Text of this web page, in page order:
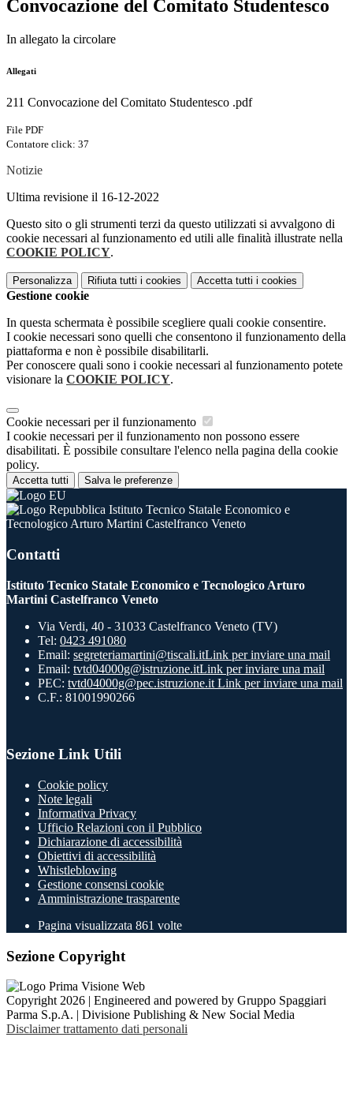
Convocazione del Comitato Studentesco
In allegato la circolare
Allegati
211 Convocazione del Comitato Studentesco .pdf
File PDF
Contatore click: 37
Notizie
Ultima revisione il 16-12-2022
Questo sito o gli strumenti terzi da questo utilizzati si avvalgono di
cookie necessari al funzionamento ed utili alle finalità illustrate nella
COOKIE POLICY.
Personalizza Rifiuta tutti i cookies Accetta tutti i cookies
Gestione cookie
In questa schermata è possibile scegliere quali cookie consentire.
I cookie necessari sono quelli che consentono il funzionamento della
piattaforma e non è possibile disabilitarli.
Per conoscere quali sono i cookie necessari al funzionamento potete
visionare la COOKIE POLICY.
Cookie necessari per il funzionamento
I cookie necessari per il funzionamento non possono essere
disabilitati. È possibile consultare l'elenco nella pagina della cookie
policy.
Accetta tutti Salva le preferenze
Istituto Tecnico Statale Economico e
Tecnologico Arturo Martini Castelfranco Veneto
Contatti
Istituto Tecnico Statale Economico e Tecnologico Arturo
Martini Castelfranco Veneto
Via Verdi, 40 - 31033 Castelfranco Veneto (TV)
Tel: 0423 491080
Email: segreteriamartini@tiscali.itLink per inviare una mail
Email: tvtd04000g@istruzione.itLink per inviare una mail
PEC: tvtd04000g@pec.istruzione.it Link per inviare una mail
C.F.: 81001990266
Sezione Link Utili
Cookie policy
Note legali
Informativa Privacy
Ufficio Relazioni con il Pubblico
Dichiarazione di accessibilità
Obiettivi di accessibilità
Whistleblowing
Gestione consensi cookie
Amministrazione trasparente
Pagina visualizzata 861 volte
Sezione Copyright
Copyright 2026 | Engineered and powered by Gruppo Spaggiari
Parma S.p.A. | Divisione Publishing & New Social Media
Disclaimer trattamento dati personali